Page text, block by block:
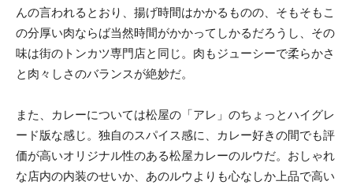
んの言われるとおり、揚げ時間はかかるものの、そもそもこ
の分厚い肉ならば当然時間がかかってしかるだろうし、その
味は街のトンカツ専門店と同じ。肉もジューシーで柔らかさ
と肉々しさのバランスが絶妙だ。
また、カレーについては松屋の「アレ」のちょっとハイグレ
ード版な感じ。独自のスパイス感に、カレー好きの間でも評
価が高いオリジナル性のある松屋カレーのルウだ。おしゃれ
な店内の内装のせいか、あのルウよりも心なしか上品で高い